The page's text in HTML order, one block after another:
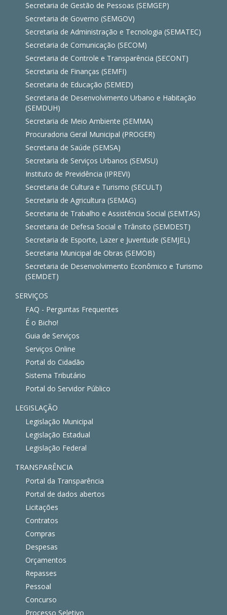
Secretaria de Gestão de Pessoas (SEMGEP)
Secretaria de Governo (SEMGOV)
Secretaria de Administração e Tecnologia (SEMATEC)
Secretaria de Comunicação (SECOM)
Secretaria de Controle e Transparência (SECONT)
Secretaria de Finanças (SEMFI)
Secretaria de Educação (SEMED)
Secretaria de Desenvolvimento Urbano e Habitação
(SEMDUH)
Secretaria de Meio Ambiente (SEMMA)
Procuradoria Geral Municipal (PROGER)
Secretaria de Saúde (SEMSA)
Secretaria de Serviços Urbanos (SEMSU)
Instituto de Previdência (IPREVI)
Secretaria de Cultura e Turismo (SECULT)
Secretaria de Agricultura (SEMAG)
Secretaria de Trabalho e Assistência Social (SEMTAS)
Secretaria de Defesa Social e Trânsito (SEMDEST)
Secretaria de Esporte, Lazer e Juventude (SEMJEL)
Secretaria Municipal de Obras (SEMOB)
Secretaria de Desenvolvimento Econômico e Turismo
(SEMDET)
SERVIÇOS
FAQ - Perguntas Frequentes
É o Bicho!
Guia de Serviços
Serviços Online
Portal do Cidadão
Sistema Tributário
Portal do Servidor Público
LEGISLAÇÃO
Legislação Municipal
Legislação Estadual
Legislação Federal
TRANSPARÊNCIA
Portal da Transparência
Portal de dados abertos
Licitações
Contratos
Compras
Despesas
Orçamentos
Repasses
Pessoal
Concurso
Processo Seletivo